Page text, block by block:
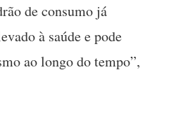
de consumo já
à saúde e pode
ao longo do tempo”,